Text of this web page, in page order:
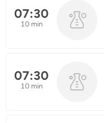
07:30
10 min
07:30
10 min